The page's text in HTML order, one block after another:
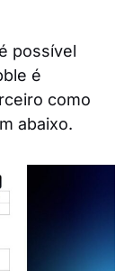
possível
é
como
abaixo.